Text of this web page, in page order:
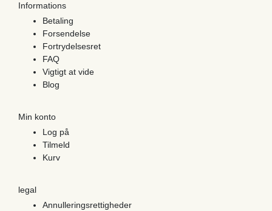
Informations
Betaling
Forsendelse
Fortrydelsesret
FAQ
Vigtigt at vide
Blog
Min konto
Log på
Tilmeld
Kurv
legal
Annulleringsrettigheder